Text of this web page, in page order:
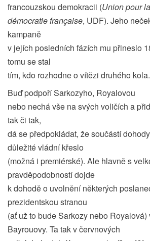
francouzskou demokracii (Union pour la
démocratie française, UDF). Jeho
kampaně
v jejích posledních fázích mu přineslo
tomu se stal
tím, kdo rozhodne o vítězi druhého kola.
Buď podpoří Sarkozyho, Royalovou
nebo nechá vše na svých voličích a
tak či tak,
dá se předpokládat, že součástí
důležité vládní křeslo
(možná i premiérské). Ale hlavně s
pravděpodobností dojde
k dohodě o uvolnění některých
prezidentskou stranou
(ať už to bude Sarkozy nebo
Bayrouovy. Ta tak v červnových